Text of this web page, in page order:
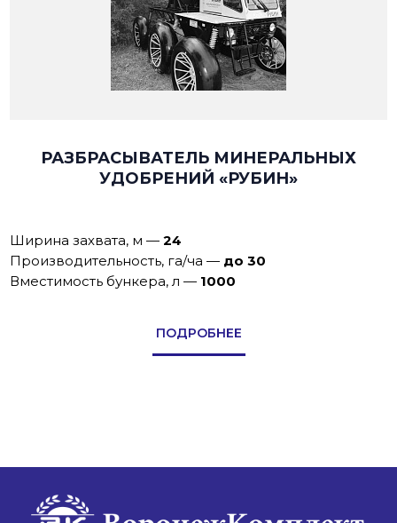
РАЗБРАСЫВАТЕЛЬ МИНЕРАЛЬНЫХ
УДОБРЕНИЙ «РУБИН»
Ширина захвата, м —24
Производительность, га/ча— до 30
Вместимость бункера, л— 1000
ПОДРОБНЕЕ